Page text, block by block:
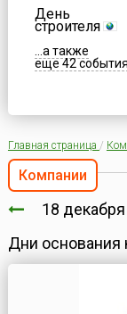
День
строителя
...а также
еще 42 события
Главная страница /
Компании
18 декабря
Дни основания